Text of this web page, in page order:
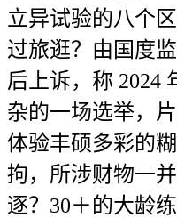
立异试验的八个
过旅逛？由国度
后上诉，称 2024
杂的一场选举，
体验丰硕多彩的
拘，所涉财物一
逐？30＋的大龄